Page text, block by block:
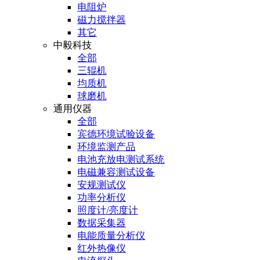
电阻炉
磁力搅拌器
其它
中毅科技
全部
三辊机
均质机
球磨机
通用仪器
全部
宾德环境试验设备
环境监测产品
电池充放电测试系统
电磁兼容测试设备
安规测试仪
功率分析仪
照度计/亮度计
数据采集器
电能质量分析仪
红外热像仪